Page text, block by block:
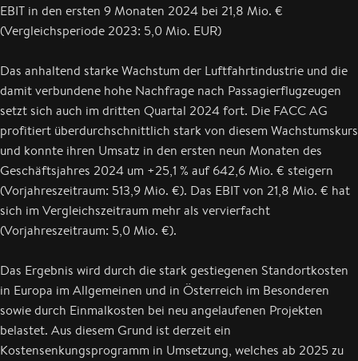
EBIT in den ersten 9 Monaten 2024 bei 21,8 Mio. €
(Vergleichsperiode 2023: 5,0 Mio. EUR)
Das anhaltend starke Wachstum der Luftfahrtindustrie und die
damit verbundene hohe Nachfrage nach Passagierflugzeugen
setzt sich auch im dritten Quartal 2024 fort. Die FACC AG
profitiert überdurchschnittlich stark von diesem Wachstumskurs
und konnte ihren Umsatz in den ersten neun Monaten des
Geschäftsjahres 2024 um +25,1 % auf 642,6 Mio. € steigern
(Vorjahreszeitraum: 513,9 Mio. €). Das EBIT von 21,8 Mio. € hat
sich im Vergleichszeitraum mehr als vervierfacht
(Vorjahreszeitraum: 5,0 Mio. €).
Das Ergebnis wird durch die stark gestiegenen Standortkosten
in Europa im Allgemeinen und in Österreich im Besonderen
sowie durch Einmalkosten bei neu angelaufenen Projekten
belastet. Aus diesem Grund ist derzeit ein
Kostensenkungsprogramm in Umsetzung, welches ab 2025 zu